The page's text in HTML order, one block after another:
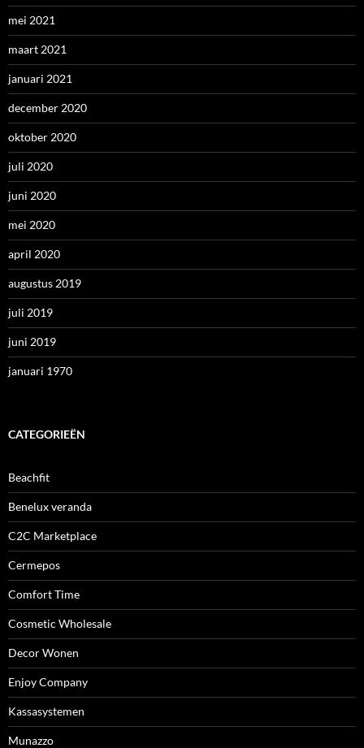
mei 2021
maart 2021
januari 2021
december 2020
oktober 2020
juli 2020
juni 2020
mei 2020
april 2020
augustus 2019
juli 2019
juni 2019
januari 1970
CATEGORIEËN
Beachfit
Benelux veranda
C2C Marketplace
Cermepos
Comfort Time
Cosmetic Wholesale
Decor Wonen
Enjoy Company
Kassasystemen
Munazzo